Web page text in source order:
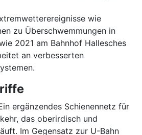
wie
zu Überschwemmungen in
2021 am Bahnhof Hallesches
an verbesserten
ergänzendes Schienennetz für
das oberirdisch und
Im Gegensatz zur U-Bahn